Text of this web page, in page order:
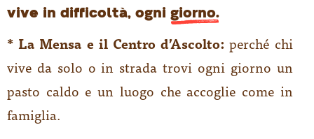
vive in difficoltà, ogni giorno.
* La Mensa e il Centro d’Ascolto: perché chi
vive da solo o in strada trovi ogni giorno un
pasto caldo e un luogo che accoglie come in
famiglia.